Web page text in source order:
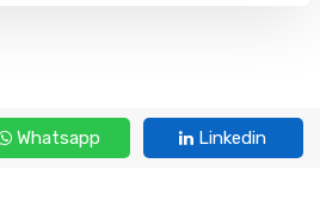
Whatsapp Linkedin